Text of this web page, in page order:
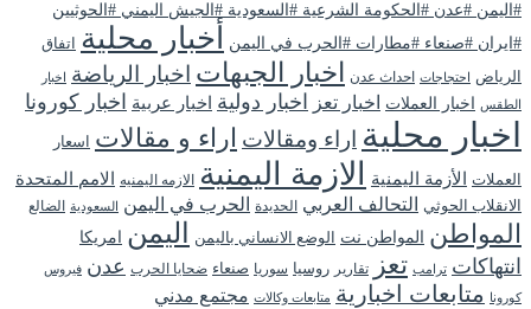
#اليمن #عدن #الحكومة الشرعية #السعودية #الجيش اليمني #الحوثيين
#ايران #صنعاء #مطارات #الحرب في اليمن
أخبار محلية
اتفاق
الرياض
احتجاجات احداث عدن اخبار الجبهات اخبار الرياضة اخبار
الطقس
اخبار العملات اخبار تعز اخبار دولية اخبار عربية اخبار كورونا
اخبار محلية اراء ومقالات اراء و مقالات اسعار
العملات الأزمة اليمنية الازمة اليمنية الازمه اليمنيه الامم المتحدة
الانقلاب الحوثي التحالف العربي الحديدة الحرب في اليمن السعودية الضالع
المواطن المواطن نت الوضع الانساني باليمن اليمن امريكا
انتهاكات ترامب تعز تقارير روسيا سوريا صنعاء ضحايا الحرب عدن فيروس
كورونا متابعات اخبارية متابعات وكالات مجتمع مدني